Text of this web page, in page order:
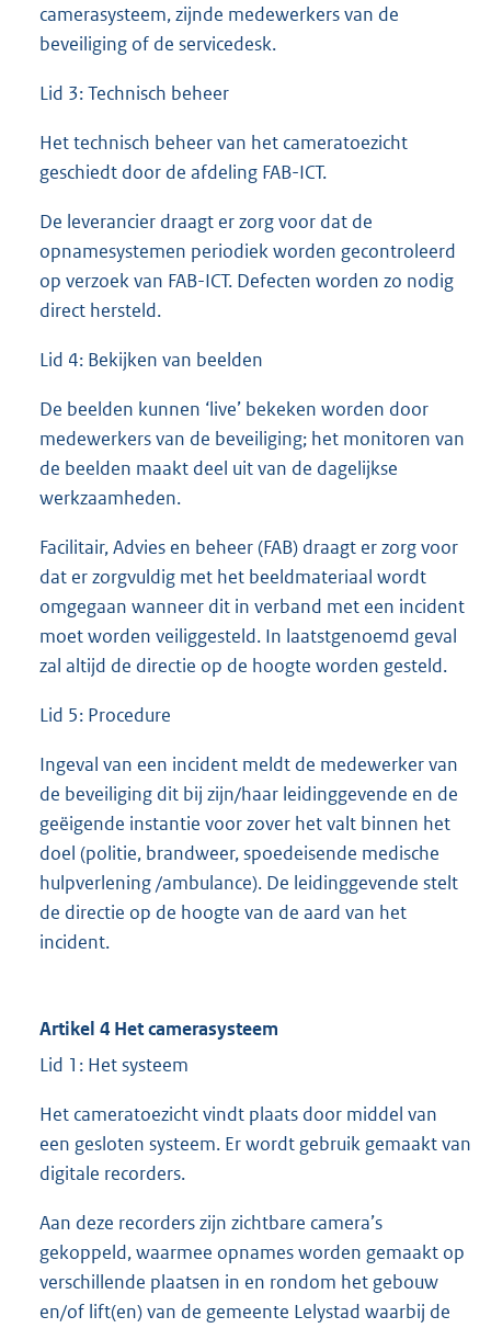
camerasysteem, zijnde medewerkers van de
beveiliging of de servicedesk.
Lid 3: Technisch beheer
Het technisch beheer van het cameratoezicht
geschiedt door de afdeling FAB-ICT.
De leverancier draagt er zorg voor dat de
opnamesystemen periodiek worden gecontroleerd
op verzoek van FAB-ICT. Defecten worden zo nodig
direct hersteld.
Lid 4: Bekijken van beelden
De beelden kunnen ‘live’ bekeken worden door
medewerkers van de beveiliging; het monitoren van
de beelden maakt deel uit van de dagelijkse
werkzaamheden.
Facilitair, Advies en beheer (FAB) draagt er zorg voor
dat er zorgvuldig met het beeldmateriaal wordt
omgegaan wanneer dit in verband met een incident
moet worden veiliggesteld. In laatstgenoemd geval
zal altijd de directie op de hoogte worden gesteld.
Lid 5: Procedure
Ingeval van een incident meldt de medewerker van
de beveiliging dit bij zijn/haar leidinggevende en de
geëigende instantie voor zover het valt binnen het
doel (politie, brandweer, spoedeisende medische
hulpverlening /ambulance). De leidinggevende stelt
de directie op de hoogte van de aard van het
incident.
Artikel 4 Het camerasysteem
Lid 1: Het systeem
Het cameratoezicht vindt plaats door middel van
een gesloten systeem. Er wordt gebruik gemaakt van
digitale recorders.
Aan deze recorders zijn zichtbare camera’s
gekoppeld, waarmee opnames worden gemaakt op
verschillende plaatsen in en rondom het gebouw
en/of lift(en) van de gemeente Lelystad waarbij de